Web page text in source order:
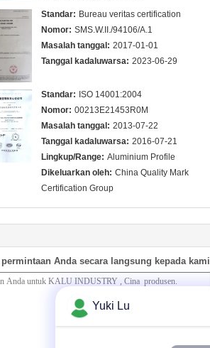
Standar: Bureau veritas certification
Nomor: SMS.W.II./94106/A.1
Masalah tanggal: 2017-01-01
Tanggal kadaluwarsa: 2023-06-29
Standar: ISO 14001:2004
Nomor: 00213E21453R0M
Masalah tanggal: 2013-07-22
Tanggal kadaluwarsa: 2016-07-21
Lingkup/Range: Aluminium Profile
Dikeluarkan oleh: China Quality Mark
Certification Group
Anda secara langsung kepada kami
Yuki Lu